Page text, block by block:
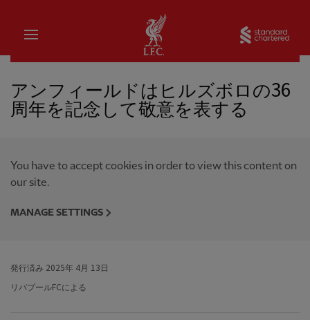
家
アンフィールドはヒルズボロの36
周年を記念して敬意を表する
You have to accept cookies in order to view this content on
our site.
MANAGE SETTINGS
発行済み 2025年 4月 13日
リバプールFCによる